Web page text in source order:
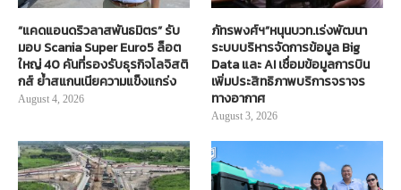
“แคดแอนดริวลาสพันธมิตร” รับ
มอบ Scania Super Euro5 ล็อต
ใหญ่ 40 คันที่รองรับธุรกิจโลจิสติ
กส์ ย้ำสแกนเนียความแข็งแกร่ง
August 4, 2026
ภัทรพงศ์ฯ”หนุนบวท.เร่งพัฒนา
ระบบบริหารจัดการข้อมูล Big
Data และ AI เชื่อมข้อมูลการบิน
เพิ่มประสิทธิภาพบริการจราจร
ทางอากาศ
August 3, 2026